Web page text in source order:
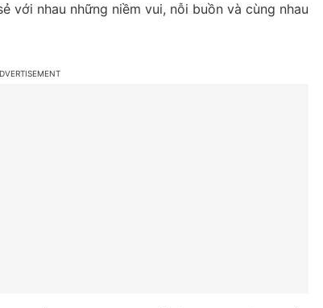
với nhau những niềm vui, nỗi buồn và cùng nhau